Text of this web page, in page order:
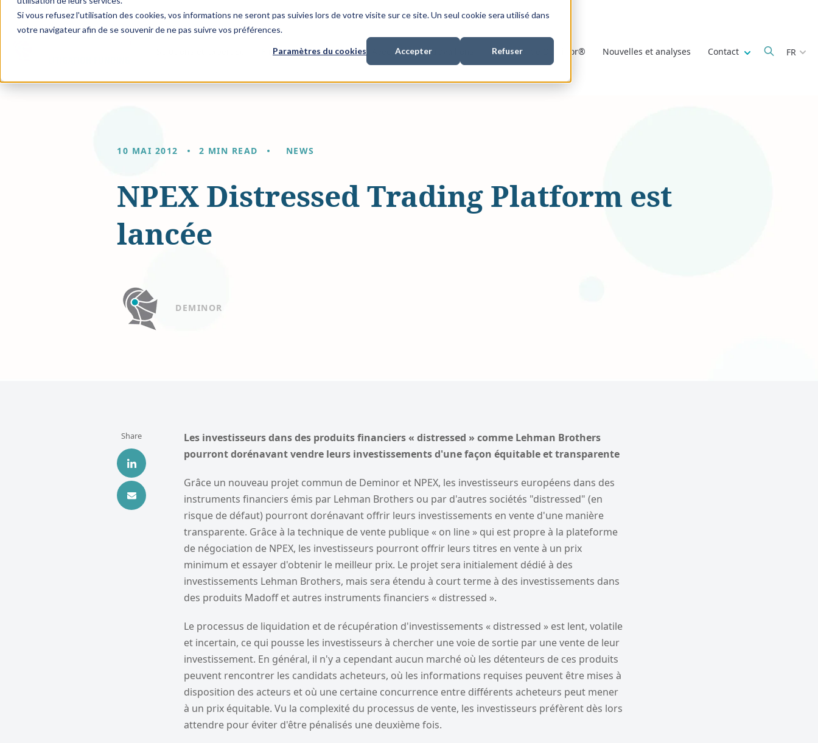
Si vous refusez l'utilisation des cookies, vos informations ne seront pas suivies lors de votre visite sur ce site. Un seul cookie sera utilisé dans
votre navigateur afin de se souvenir de ne pas suivre vos préférences.
Paramètres du cookies Accepter Refuser
Financement de litiges Avec qui nous travaillons A propos de Deminor® Nouvelles et analyses Contact Show submenu
FR
10 MAI 2012 2 MIN READ NEWS
NPEX Distressed Trading Platform est
lancée
DEMINOR
Share
Les investisseurs dans des produits financiers « distressed » comme Lehman Brothers
pourront dorénavant vendre leurs investissements d'une façon équitable et transparente
Grâce un nouveau projet commun de Deminor et NPEX, les investisseurs européens dans des
instruments financiers émis par Lehman Brothers ou par d'autres sociétés "distressed" (en
risque de défaut) pourront dorénavant offrir leurs investissements en vente d'une manière
transparente. Grâce à la technique de vente publique « on line » qui est propre à la plateforme
de négociation de NPEX, les investisseurs pourront offrir leurs titres en vente à un prix
minimum et essayer d'obtenir le meilleur prix. Le projet sera initialement dédié à des
investissements Lehman Brothers, mais sera étendu à court terme à des investissements dans
des produits Madoff et autres instruments financiers « distressed ».
Le processus de liquidation et de récupération d'investissements « distressed » est lent, volatile
et incertain, ce qui pousse les investisseurs à chercher une voie de sortie par une vente de leur
investissement. En général, il n'y a cependant aucun marché où les détenteurs de ces produits
peuvent rencontrer les candidats acheteurs, où les informations requises peuvent être mises à
disposition des acteurs et où une certaine concurrence entre différents acheteurs peut mener
à un prix équitable. Vu la complexité du processus de vente, les investisseurs préfèrent dès lors
attendre pour éviter d'être pénalisés une deuxième fois.